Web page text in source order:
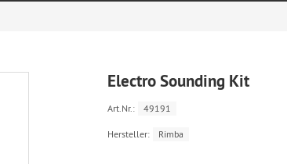
Electro Sounding Kit
Art.Nr.: 49191
Hersteller: Rimba